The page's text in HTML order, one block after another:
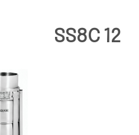
SS8C 12